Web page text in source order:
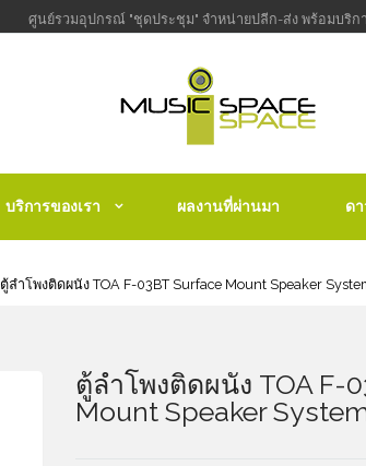
ศูนย์รวมอุปกรณ์ "ชุดประชุม" จำหน่ายปลีก-ส่ง พร้อมบริก
บริการของเรา ผลงานที่ผ่านมา ด
ตู้ลำโพงติดผนัง TOA F-03BT Surface Mount Speaker
ตู้ลำโพงติดผนัง TOA F-
Mount Speaker